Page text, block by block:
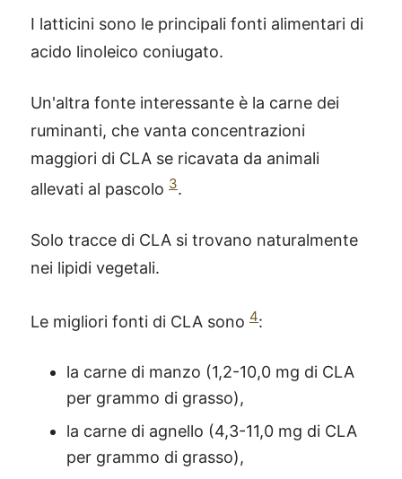
I latticini sono le principali fonti alimentari di
acido linoleico coniugato.
Un'altra fonte interessante è la carne dei
ruminanti, che vanta concentrazioni
maggiori di CLA se ricavata da animali
allevati al pascolo 3.
Solo tracce di CLA si trovano naturalmente
nei lipidi vegetali.
Le migliori fonti di CLA sono 4:
la carne di manzo (1,2-10,0 mg di CLA
per grammo di grasso),
la carne di agnello (4,3-11,0 mg di CLA
per grammo di grasso),